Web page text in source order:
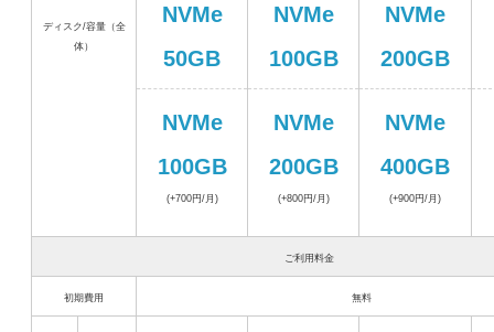
ディスク/容量（全
体）
NVMe
50GB
NVMe
100GB
NVMe
200GB
NVMe
100GB
(+700円/月)
NVMe
200GB
(+800円/月)
NVMe
400GB
(+900円/月)
ご利用料金
初期費用 無料